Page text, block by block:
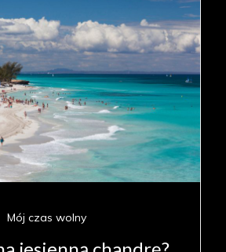
Mój czas wolny